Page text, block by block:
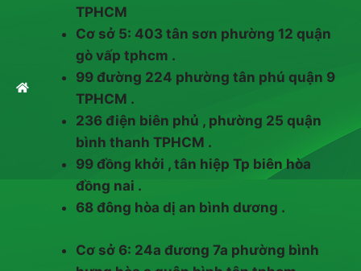
TPHCM
Cơ sở 5: 403 tân sơn phường 12 quận
gò vấp tphcm .
99 đường 224 phường tân phú quận 9
TPHCM .
236 điện biên phủ , phường 25 quận
bình thanh TPHCM .
99 đồng khởi , tân hiệp Tp biên hòa
đồng nai .
68 đông hòa dị an bình dương .
Cơ sở 6: 24a đương 7a phường bình